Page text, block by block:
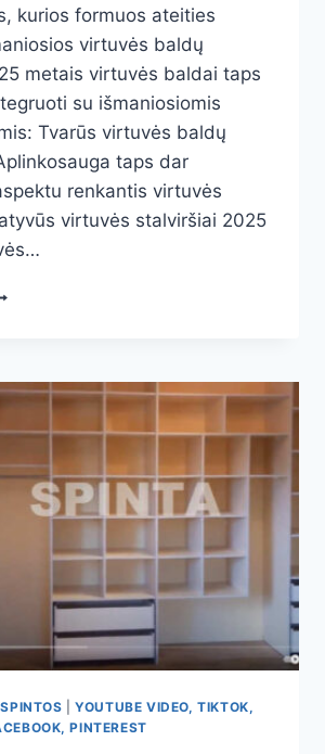
kurios formuos ateities
virtuvės baldų
metais virtuvės baldai taps
su išmaniosiomis
Tvarūs virtuvės baldų
taps dar
renkantis virtuvės
virtuvės stalviršiai 2025
|YOUTUBE VIDEO, TIKTOK,
PINTEREST